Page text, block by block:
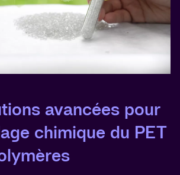
avancées pour
chimique du PET